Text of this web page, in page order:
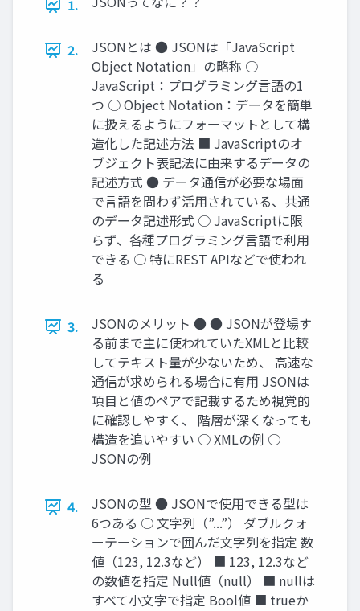
1.
2.
JSONとは ● JSONは「JavaScript
Object Notation」の略称 ○
JavaScript：プログラミング言語の1
つ ○ Object Notation：データを簡単
に扱えるようにフォーマットとして構
造化した記述方法 ■ JavaScriptのオ
ブジェクト表記法に由来するデータの
記述方式 ● データ通信が必要な場面
で言語を問わず活用されている、共通
のデータ記述形式 ○ JavaScriptに限
らず、各種プログラミング言語で利用
できる ○ 特にREST APIなどで使われ
る
3.
JSONのメリット ● ● JSONが登場す
る前まで主に使われていたXMLと比較
してテキスト量が少ないため、 高速な
通信が求められる場合に有用 JSONは
項目と値のペアで記載するため視覚的
に確認しやすく、 階層が深くなっても
構造を追いやすい ○ XMLの例 ○
JSONの例
4.
JSONの型 ● JSONで使用できる型は
6つある ○ 文字列（”...”） ダブルクォ
ーテーションで囲んだ文字列を指定 数
値（123, 12.3など） ■ 123, 12.3など
の数値を指定 Null値（null） ■ nullは
すべて小文字で指定 Bool値 ■ trueか